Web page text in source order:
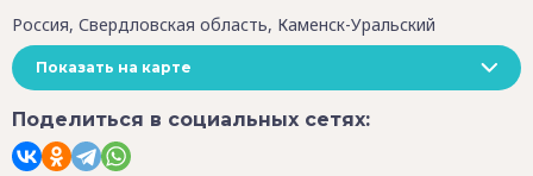
Россия, Свердловская область, Каменск-Уральский
Показать на карте
Поделиться в социальных сетях: